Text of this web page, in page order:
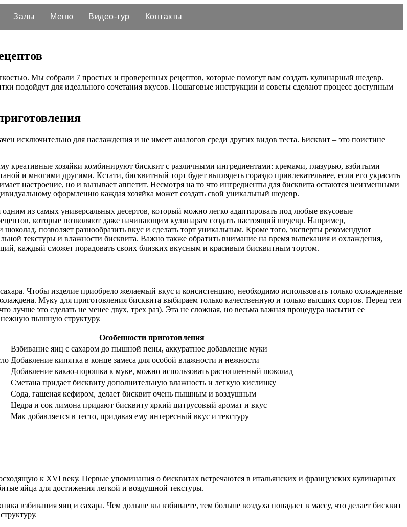
Залы Меню Видео-тур
Контакты
Мы собрали 7 простых и проверенных рецептов, которые помогут вам создать кулинарный шедевр.
подойдут для идеального сочетания вкусов. Пошаговые инструкции и советы сделают процесс доступным
исключительно для наслаждения и не имеет аналогов среди других видов теста. Бисквит – это поистине
креативные хозяйки комбинируют бисквит с различными ингредиентами: кремами, глазурью, взбитыми
и многими другими. Кстати, бисквитный торт будет выглядеть гораздо привлекательнее, если его украсить
настроение, но и вызывает аппетит. Несмотря на то что ингредиенты для бисквита остаются неизменными
оформлению каждая хозяйка может создать свой уникальный шедевр.
из самых универсальных десертов, который можно легко адаптировать под любые вкусовые
которые позволяют даже начинающим кулинарам создать настоящий шедевр. Например,
позволяет разнообразить вкус и сделать торт уникальным. Кроме того, эксперты рекомендуют
текстуры и влажности бисквита. Важно также обратить внимание на время выпекания и охлаждения,
каждый сможет порадовать своих близких вкусным и красивым бисквитным тортом.
Чтобы изделие приобрело желаемый вкус и консистенцию, необходимо использовать только охлажденные
Муку для приготовления бисквита выбираем только качественную и только высших сортов. Перед тем
лучше это сделать не менее двух, трех раз). Эта не сложная, но весьма важная процедура насытит ее
нежную пышную структуру.
Особенности приготовления
Взбивание яиц с сахаром до пышной пены, аккуратное добавление муки
Добавление кипятка в конце замеса для особой влажности и нежности
Добавление какао-порошка к муке, можно использовать растопленный шоколад
Сметана придает бисквиту дополнительную влажность и легкую кислинку
Сода, гашеная кефиром, делает бисквит очень пышным и воздушным
Цедра и сок лимона придают бисквиту яркий цитрусовый аромат и вкус
Мак добавляется в тесто, придавая ему интересный вкус и текстуру
к XVI веку. Первые упоминания о бисквитах встречаются в итальянских и французских кулинарных
яйца для достижения легкой и воздушной текстуры.
взбивания яиц и сахара. Чем дольше вы взбиваете, тем больше воздуха попадает в массу, что делает бисквит